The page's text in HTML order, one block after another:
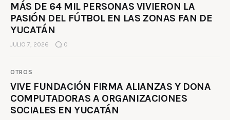
MÁS DE 64 MIL PERSONAS VIVIERON LA
PASIÓN DEL FÚTBOL EN LAS ZONAS FAN DE
YUCATÁN
JULIO 7, 2026 0
OTROS
VIVE FUNDACIÓN FIRMA ALIANZAS Y DONA
COMPUTADORAS A ORGANIZACIONES
SOCIALES EN YUCATÁN